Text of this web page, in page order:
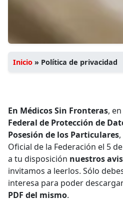
Inicio » Política de privacidad
En Médicos Sin Fronteras,
Federal de Protección de
Posesión de los Particulares
Oficial de la Federación el 5
a tu disposición nuestros
invitamos a leerlos. Sólo
interesa para poder
PDF del mismo.